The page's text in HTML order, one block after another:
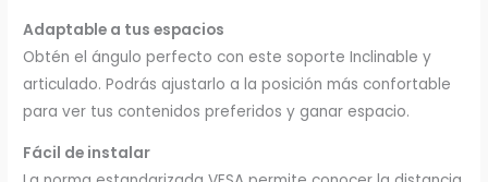
Adaptable a tus espacios
Obtén el ángulo perfecto con este soporte Inclinable y
articulado. Podrás ajustarlo a la posición más confortable
para ver tus contenidos preferidos y ganar espacio.
Fácil de instalar